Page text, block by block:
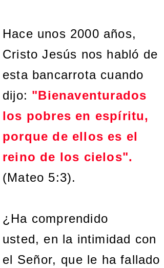
Hace unos 2000 años,
Cristo Jesús nos habló de
esta bancarrota cuando
dijo: "Bienaventurados
los pobres en espíritu,
porque de ellos es el
reino de los cielos".
(Mateo 5:3).
¿Ha comprendido
usted, en la intimidad con
el Señor, que le ha fallado